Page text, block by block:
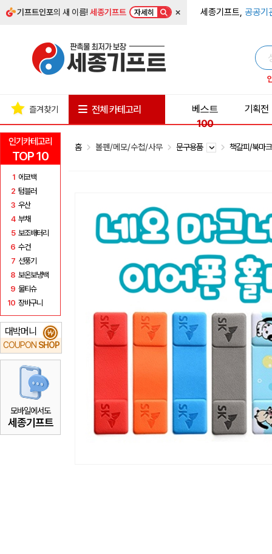
기프트인포의 새 이름!세종기프트 자세히 × 세종기프트, 공공기
인기카테고리
TOP 10
1 에코백
2 텀블러
3 우산
4 부채
5 보조배터리
6 수건
7 선풍기
8 보온보냉백
9 물티슈
10 장바구니
대박머니
COUPON SHOP
₩
모바일에서도
세종기프트
즐겨찾기 전체 카테고리
베스트
100
기획전
홈 볼펜/메모/수첩/사무 문구용품 책갈피/북마